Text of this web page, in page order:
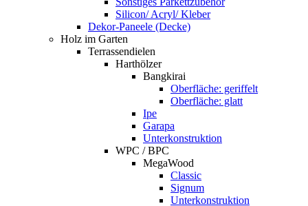
Silicon/ Acryl/ Kleber
Dekor-Paneele (Decke)
Holz im Garten
Terrassendielen
Harthölzer
Bangkirai
Oberfläche: geriffelt
Oberfläche: glatt
Ipe
Garapa
Unterkonstruktion
WPC / BPC
MegaWood
Classic
Signum
Unterkonstruktion